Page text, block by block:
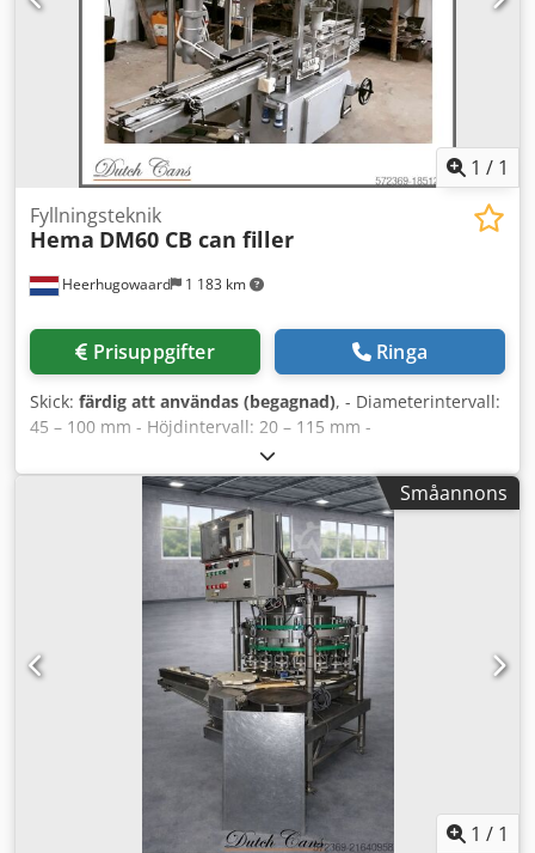
1 / 1
Heerhugowaard 1 183 km
Fyllningsteknik
Hema DM60 CB can filler
Prisuppgifter Ringa
Skick: färdig att användas (begagnad), - Diameterintervall:
45 – 100 mm - Höjdintervall: 20 – 115 mm -
Produktionskapacitet: upp till 60 – 120 st/min Flera
burkstorlekar / format finns tillgängliga. Dwsdpfevy Tvmjx
Småannons
1 / 1